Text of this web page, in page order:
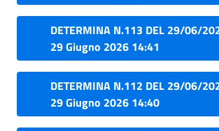
DETERMINA N.113 DEL 29/06/
29 Giugno 2026 14:41
DETERMINA N.112 DEL 29/06/
29 Giugno 2026 14:40